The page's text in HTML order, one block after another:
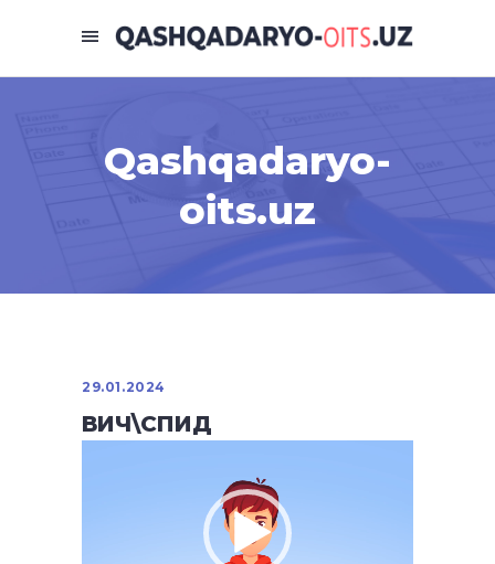
Qashqadaryo-
oits.uz
29.01.2024
ВИЧ\СПИД